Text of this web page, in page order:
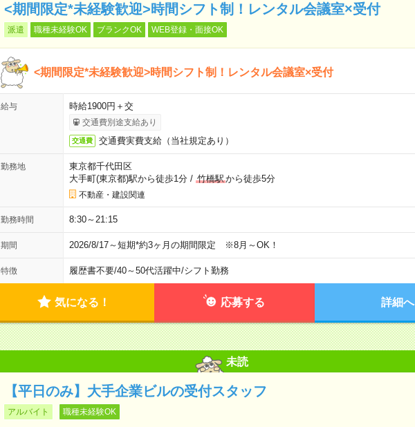
<期間限定*未経験歓迎>時間シフト制！レンタル会議室×受付
派遣 職種未経験OK ブランクOK WEB登録・面接OK
<期間限定*未経験歓迎>時間シフト制！レンタル会議室×受付
給与 時給1900円＋交
交通費別途支給あり
交通費 交通費実費支給（当社規定あり）
勤務地
東京都千代田区
大手町(東京都)駅から徒歩1分/ 竹橋駅から徒歩5分
不動産・建設関連
勤務時間 8:30～21:15
期間 2026/8/17～短期*約3ヶ月の期間限定 ※8月～OK！
特徴 履歴書不要/40～50代活躍中/シフト勤務
気になる！ 応募する 詳細へ
未読
【平日のみ】大手企業ビルの受付スタッフ
アルバイト 職種未経験OK